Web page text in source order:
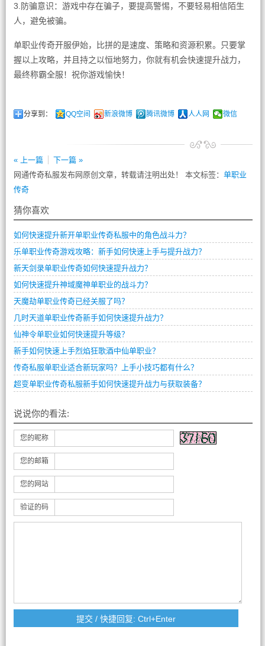
3.防骗意识：游戏中存在骗子，要提高警惕，不要轻易相信陌生
人，避免被骗。
单职业传奇开服伊始，比拼的是速度、策略和资源积累。只要掌
握以上攻略，并且持之以恒地努力，你就有机会快速提升战力，
最终称霸全服！祝你游戏愉快！
分享到： QQ空间 新浪微博 腾讯微博 人人网 微信
« 上一篇
下一篇 »
网通传奇私服发布网原创文章，转载请注明出处！ 本文标签： 单职业
传奇
猜你喜欢
如何快速提升新开单职业传奇私服中的角色战斗力？
乐单职业传奇游戏攻略：新手如何快速上手与提升战力？
新天剑录单职业传奇如何快速提升战力？
如何快速提升神域魔神单职业的战斗力？
天魔劫单职业传奇已经关服了吗？
几时天道单职业传奇新手如何快速提升战力？
仙神令单职业如何快速提升等级？
新手如何快速上手烈焰狂歌酒中仙单职业？
传奇私服单职业适合新玩家吗？上手小技巧都有什么？
超变单职业传奇私服新手如何快速提升战力与获取装备？
说说你的看法:
您的昵称
您的邮箱
您的网站
验证的码